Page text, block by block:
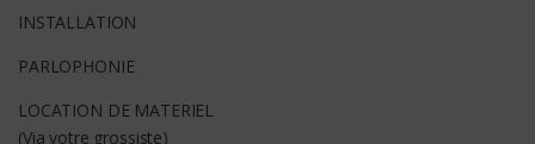
INSTALLATION
PARLOPHONIE
LOCATION DE MATERIEL
(Via votre grossiste)